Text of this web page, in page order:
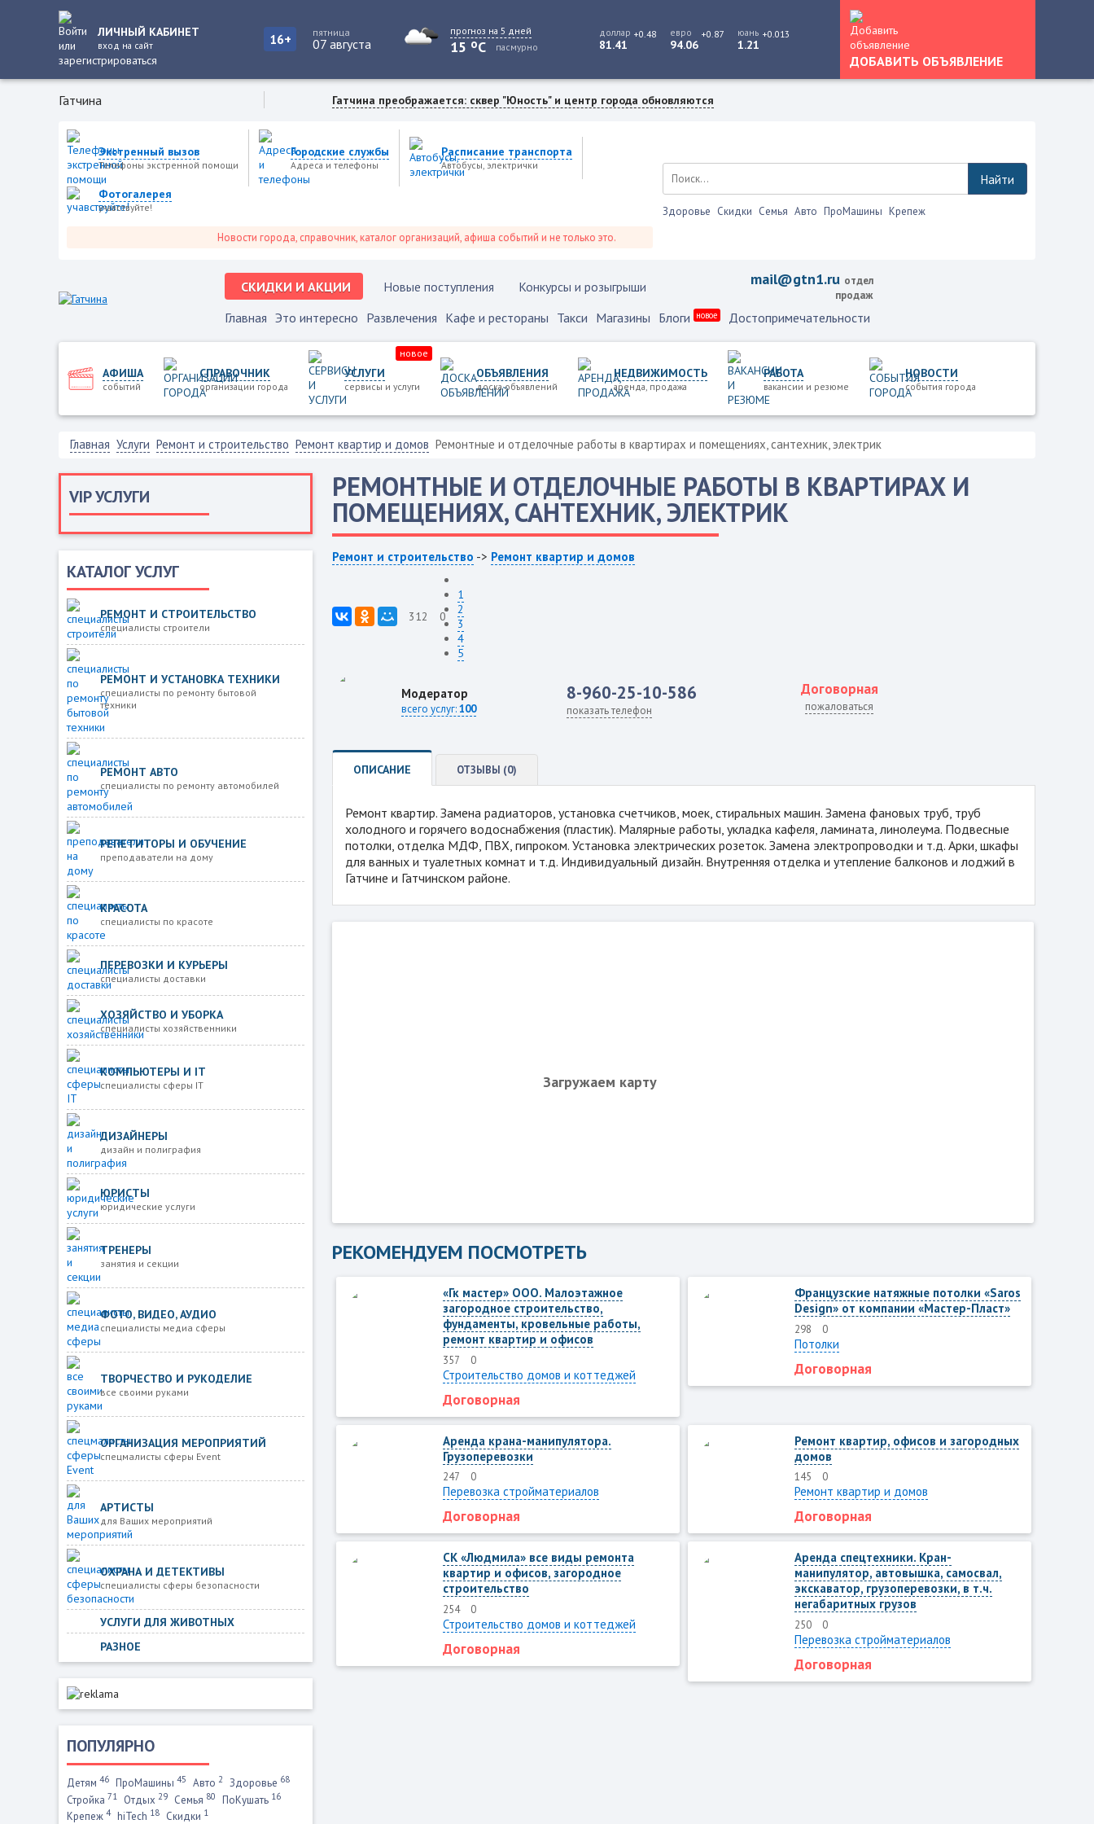
ЛИЧНЫЙ КАБИНЕТ
вход на сайт 16+ пятница
07 августа
прогноз на 5 дней
15 oC пасмурно
доллар
81.41
+0.48 евро
94.06
+0.87 юань
1.21
+0.013
ДОБАВИТЬ ОБЪЯВЛЕНИЕ
Гатчина Гатчина преображается: сквер "Юность" и центр города обновляются
Экстренный вызов
Телефоны экстренной помощи
Городские службы
Адреса и телефоны
Расписание транспорта
Автобусы, электрички
Фотогалерея
учавствуйте!
Новости города, справочник, каталог организаций, афиша событий и не только это.
Найти
Здоровье Скидки Семья Авто ПроМашины Крепеж
СКИДКИ И АКЦИИ Новые поступления Конкурсы и розыгрыши mail@gtn1.ru отдел
продаж
Главная Это интересно Развлечения Кафе и рестораны Такси Магазины Блоги новое Достопримечательности
АФИША
событий
СПРАВОЧНИК
организации города
УСЛУГИ
сервисы и услуги
новое
ОБЪЯВЛЕНИЯ
доска объявлений
НЕДВИЖИМОСТЬ
аренда, продажа
РАБОТА
вакансии и резюме
НОВОСТИ
события города
Главная Услуги Ремонт и строительство Ремонт квартир и домов Ремонтные и отделочные работы в квартирах и помещениях, сантехник, электрик
VIP УСЛУГИ
КАТАЛОГ УСЛУГ
РЕМОНТ И СТРОИТЕЛЬСТВО
специалисты строители
РЕМОНТ И УСТАНОВКА ТЕХНИКИ
специалисты по ремонту бытовой
техники
РЕМОНТ АВТО
специалисты по ремонту автомобилей
РЕПЕТИТОРЫ И ОБУЧЕНИЕ
преподаватели на дому
КРАСОТА
специалисты по красоте
ПЕРЕВОЗКИ И КУРЬЕРЫ
специалисты доставки
ХОЗЯЙСТВО И УБОРКА
специалисты хозяйственники
КОМПЬЮТЕРЫ И IT
специалисты сферы IT
ДИЗАЙНЕРЫ
дизайн и полиграфия
ЮРИСТЫ
юридические услуги
ТРЕНЕРЫ
занятия и секции
ФОТО, ВИДЕО, АУДИО
специалисты медиа сферы
ТВОРЧЕСТВО И РУКОДЕЛИЕ
все своими руками
ОРГАНИЗАЦИЯ МЕРОПРИЯТИЙ
спецмалисты сферы Event
АРТИСТЫ
для Ваших мероприятий
ОХРАНА И ДЕТЕКТИВЫ
специалисты сферы безопасности
УСЛУГИ ДЛЯ ЖИВОТНЫХ
РАЗНОЕ
ПОПУЛЯРНО
Детям 46 ПроМашины 45 Авто 2 Здоровье 68
Стройка 71 Отдых 29 Семья 80 ПоКушать 16
Крепеж 4 hiTech 18 Скидки 1
РЕМОНТНЫЕ И ОТДЕЛОЧНЫЕ РАБОТЫ В КВАРТИРАХ И
ПОМЕЩЕНИЯХ, САНТЕХНИК, ЭЛЕКТРИК
Ремонт и строительство -> Ремонт квартир и домов
312 0
1
2
3
4
5
Модератор
всего услуг:100
8-960-25-10-586
показать телефон
Договорная
пожаловаться
ОПИСАНИЕ ОТЗЫВЫ (0)
Ремонт квартир. Замена радиаторов, установка счетчиков, моек, стиральных машин. Замена фановых труб, труб
холодного и горячего водоснабжения (пластик). Малярные работы, укладка кафеля, ламината, линолеума. Подвесные
потолки, отделка МДФ, ПВХ, гипроком. Установка электрических розеток. Замена электропроводки и т.д. Арки, шкафы
для ванных и туалетных комнат и т.д. Индивидуальный дизайн. Внутренняя отделка и утепление балконов и лоджий в
Гатчине и Гатчинском районе.
Загружаем карту
РЕКОМЕНДУЕМ ПОСМОТРЕТЬ
«Гк мастер» ООО. Малоэтажное
загородное строительство,
фундаменты, кровельные работы,
ремонт квартир и офисов
357 0
Строительство домов и коттеджей
Договорная
Французские натяжные потолки «Saros
Design» от компании «Мастер-Пласт»
298 0
Потолки
Договорная
Аренда крана-манипулятора.
Грузоперевозки
247 0
Перевозка стройматериалов
Договорная
Ремонт квартир, офисов и загородных
домов
145 0
Ремонт квартир и домов
Договорная
СК «Людмила» все виды ремонта
квартир и офисов, загородное
строительство
254 0
Строительство домов и коттеджей
Договорная
Аренда спецтехники. Кран-
манипулятор, автовышка, самосвал,
экскаватор, грузоперевозки, в т.ч.
негабаритных грузов
250 0
Перевозка стройматериалов
Договорная